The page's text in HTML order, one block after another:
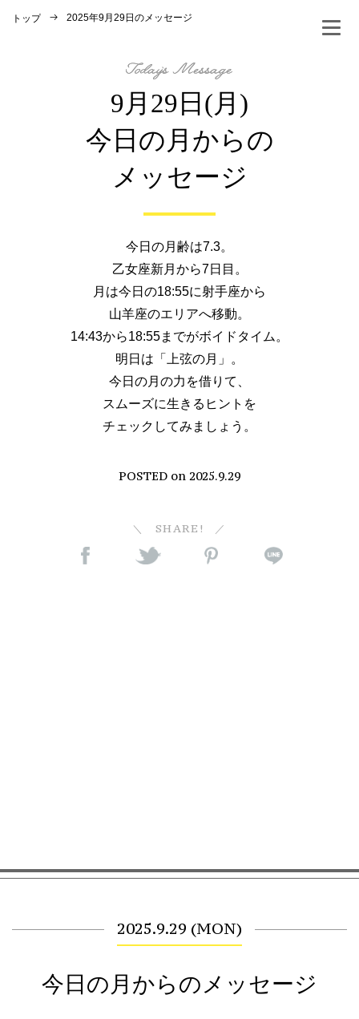
トップ 2025年9月29日のメッセージ
9月29日(月)
今日の月からの
メッセージ
今日の月齢は7.3。
乙女座新月から7日目。
月は今日の18:55に射手座から
山羊座のエリアへ移動。
14:43から18:55までがボイドタイム。
明日は「上弦の月」。
今日の月の力を借りて、
スムーズに生きるヒントを
チェックしてみましょう。
POSTED on 2025.9.29
SHARE!
2025.9.29 (MON)
今日の月からのメッセージ